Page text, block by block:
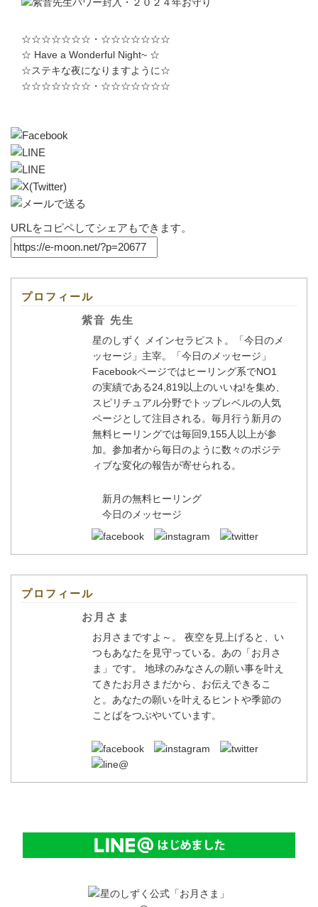
☆☆☆☆☆☆☆・☆☆☆☆☆☆☆
☆ Have a Wonderful Night~ ☆
☆ステキな夜になりますように☆
☆☆☆☆☆☆☆・☆☆☆☆☆☆☆
URLをコピペしてシェアもできます。
プロフィール
紫音 先生
星のしずく メインセラピスト。「今日のメ
ッセージ」主宰。「今日のメッセージ」
Facebookページではヒーリング系でNO1
の実績である24,819以上のいいね!を集め、
スピリチュアル分野でトップレベルの人気
ページとして注目される。毎月行う新月の
無料ヒーリングでは毎回9,155人以上が参
加。参加者から毎日のように数々のポジテ
ィブな変化の報告が寄せられる。
新月の無料ヒーリング
今日のメッセージ
プロフィール
お月さま
お月さまですよ～。 夜空を見上げると、い
つもあなたを見守っている。あの「お月さ
ま」です。 地球のみなさんの願い事を叶え
てきたお月さまだから、お伝えできるこ
と。あなたの願いを叶えるヒントや季節の
ことばをつぶやいています。